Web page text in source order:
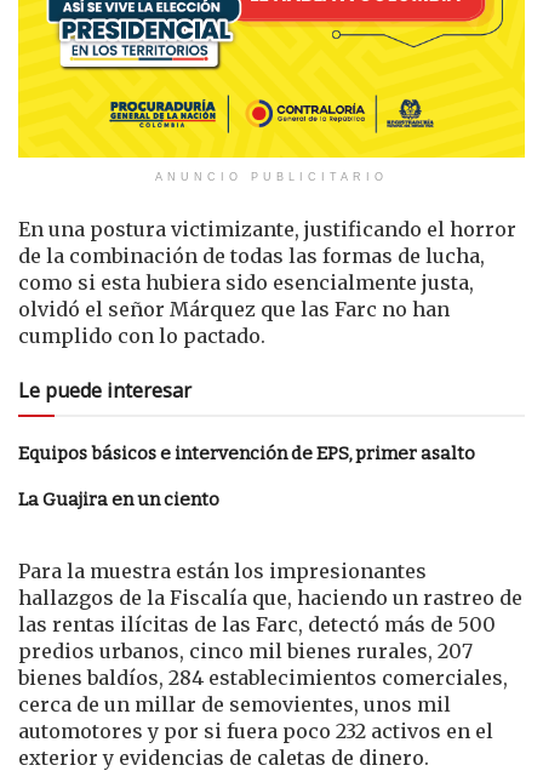
ANUNCIO PUBLICITARIO
En una postura victimizante, justificando el horror
de la combinación de todas las formas de lucha,
como si esta hubiera sido esencialmente justa,
olvidó el señor Márquez que las Farc no han
cumplido con lo pactado.
Le puede interesar
Equipos básicos e intervención de EPS, primer asalto
La Guajira en un ciento
Para la muestra están los impresionantes
hallazgos de la Fiscalía que, haciendo un rastreo de
las rentas ilícitas de las Farc, detectó más de 500
predios urbanos, cinco mil bienes rurales, 207
bienes baldíos, 284 establecimientos comerciales,
cerca de un millar de semovientes, unos mil
automotores y por si fuera poco 232 activos en el
exterior y evidencias de caletas de dinero.